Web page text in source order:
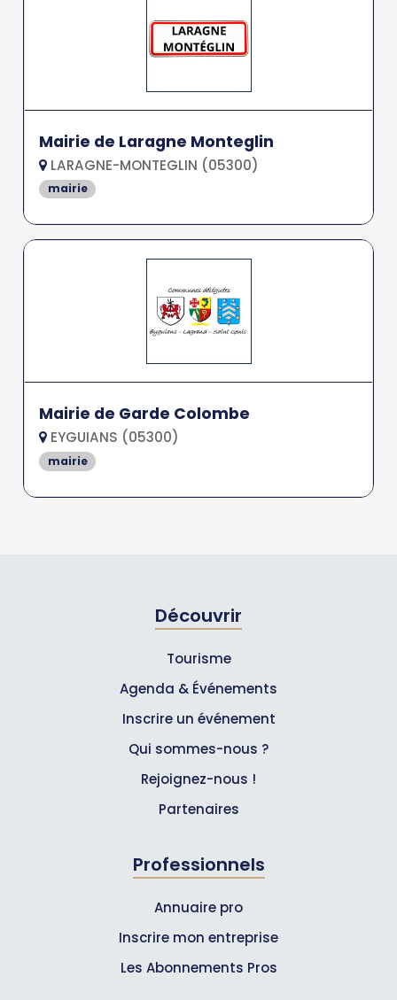
Mairie de Laragne Monteglin
LARAGNE-MONTEGLIN (05300)
mairie
Mairie de Garde Colombe
EYGUIANS (05300)
mairie
Découvrir
Tourisme
Agenda & Événements
Inscrire un événement
Qui sommes-nous ?
Rejoignez-nous !
Partenaires
Professionnels
Annuaire pro
Inscrire mon entreprise
Les Abonnements Pros